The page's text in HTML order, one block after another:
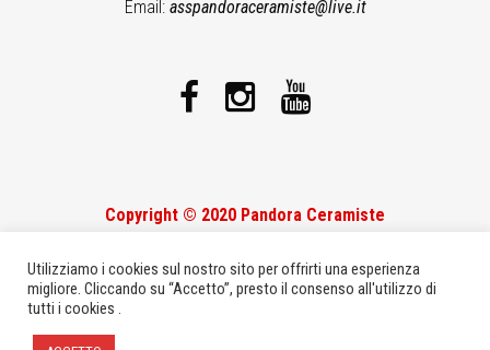
Email: asspandoraceramiste@live.it
Copyright © 2020 Pandora Ceramiste
Studio17 &ElectroInfo
Utilizziamo i cookies sul nostro sito per offrirti una esperienza
migliore. Cliccando su “Accetto”, presto il consenso all'utilizzo di
tutti i cookies .